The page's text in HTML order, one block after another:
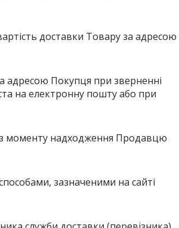
доставки Товару за адресою
адресою Покупця при зверненні
на електронну пошту або при
моменту надходження Продавцю
зазначеними на сайті